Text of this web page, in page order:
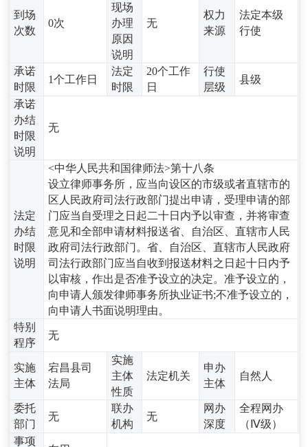
到场
次数
0次
现场
办理
原因
说明
无
权力
来源
法定本级
行使
承诺
时限
1个工作日
法定
时限
20个工作
日
行使
层级
县级
承诺
办结
时限
说明
无
法定
办结
时限
说明
<中华人民共和国律师法>第十八条
设立律师事务所，应当向设区的市级或者直辖市的
区人民政府司法行政部门提出申请，受理申请的部
门应当自受理之日起二十日内予以审查，并将审查
意见和全部申请材料报送省、自治区、直辖市人民
政府司法行政部门。省、自治区、直辖市人民政府
司法行政部门应当自收到报送材料之日起十日内予
以审核，作出是否准予设立的决定。准予设立的，
向申请人颁发律师事务所执业证书;不准予设立的，
向申请人书面说明理由。
特别
程序
无
实施
主体
宕昌县司
法局
实施
主体
性质
法定机关
申办
主体
自然人
委托
部门
无
联办
机构
无
网办
深度
全程网办
（Ⅳ级）
事项